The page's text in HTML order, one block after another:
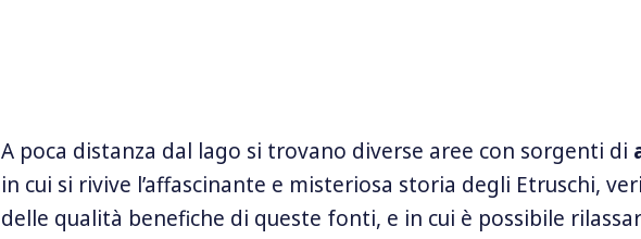
A poca distanza dal lago si trovano diverse aree con sorgenti di
in cui si rivive l’affascinante e misteriosa storia degli Etruschi,
delle qualità benefiche di queste fonti, e in cui è possibile